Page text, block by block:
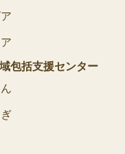
包括支援センター